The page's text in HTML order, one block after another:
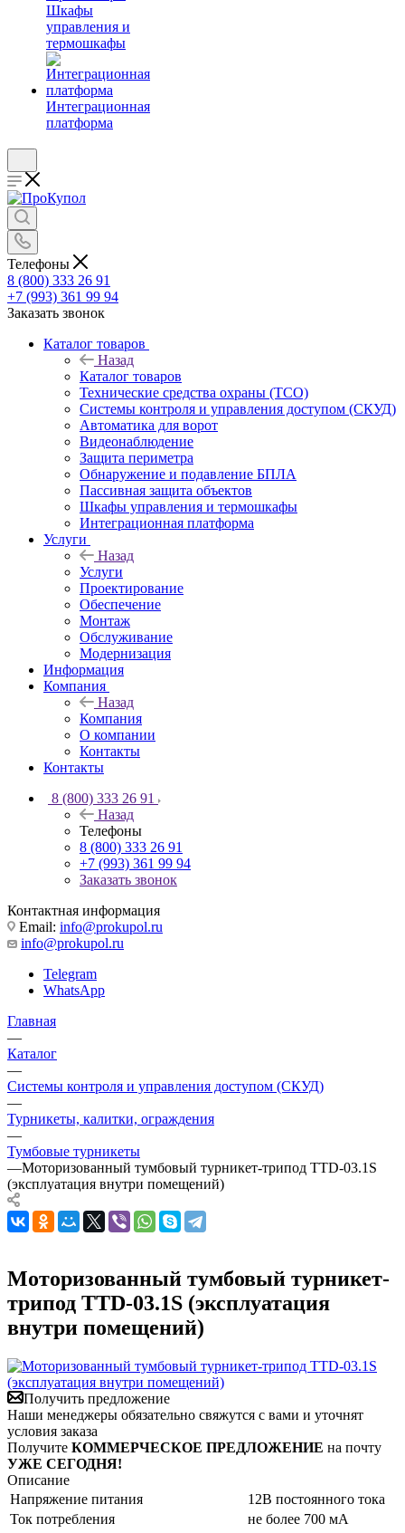
Шкафы
управления и
термошкафы
Интеграционная
платформа
Телефоны
8 (800) 333 26 91
+7 (993) 361 99 94
Заказать звонок
Каталог товаров
Назад
Каталог товаров
Технические средства охраны (ТСО)
Системы контроля и управления доступом (СКУД)
Автоматика для ворот
Видеонаблюдение
Защита периметра
Обнаружение и подавление БПЛА
Пассивная защита объектов
Шкафы управления и термошкафы
Интеграционная платформа
Услуги
Назад
Услуги
Проектирование
Обеспечение
Монтаж
Обслуживание
Модернизация
Информация
Компания
Назад
Компания
О компании
Контакты
Контакты
8 (800) 333 26 91
Назад
Телефоны
8 (800) 333 26 91
+7 (993) 361 99 94
Заказать звонок
Контактная информация
Email: info@prokupol.ru
info@prokupol.ru
Telegram
WhatsApp
Главная
—
Каталог
—
Системы контроля и управления доступом (СКУД)
—
Турникеты, калитки, ограждения
—
Тумбовые турникеты
—Моторизованный тумбовый турникет-трипод TTD-03.1S
(эксплуатация внутри помещений)
Моторизованный тумбовый турникет-
трипод TTD-03.1S (эксплуатация
внутри помещений)
Получить предложение
Наши менеджеры обязательно свяжутся с вами и уточнят
условия заказа
Получите КОММЕРЧЕСКОЕ ПРЕДЛОЖЕНИЕ на почту
УЖЕ СЕГОДНЯ!
Описание
Напряжение питания
12В постоянного тока
Ток потребления
не более 700 мА